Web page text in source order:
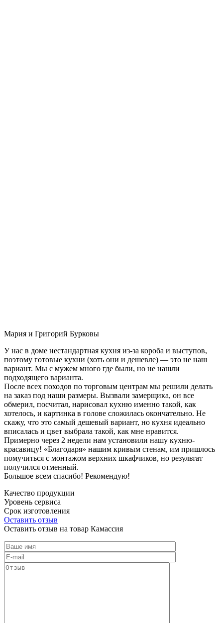
Мария и Григорий Бурковы
У нас в доме нестандартная кухня из-за короба и выступов,
поэтому готовые кухни (хоть они и дешевле) — это не наш
вариант. Мы с мужем много где были, но не нашли
подходящего варианта.
После всех походов по торговым центрам мы решили делать
на заказ под наши размеры. Вызвали замерщика, он все
обмерил, посчитал, нарисовал кухню именно такой, как
хотелось, и картинка в голове сложилась окончательно. Не
скажу, что это самый дешевый вариант, но кухня идеально
вписалась и цвет выбрала такой, как мне нравится.
Примерно через 2 недели нам установили нашу кухню-
красавицу! «Благодаря» нашим кривым стенам, им пришлось
помучиться с монтажом верхних шкафчиков, но результат
получился отменный.
Большое всем спасибо! Рекомендую!
Качество продукции
Уровень сервиса
Срок изготовления
Оставить отзыв
Оставить отзыв на товар Камассия